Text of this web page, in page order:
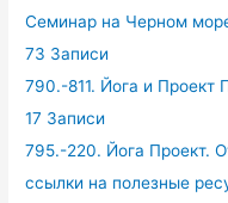
Семинар на Черном
73 Записи
790.-811. Йога и Проект
17 Записи
795.-220. Йога Проект.
ссылки на полезные